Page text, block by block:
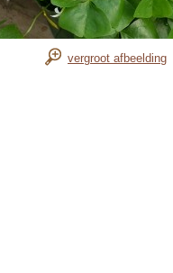
vergroot afbeelding